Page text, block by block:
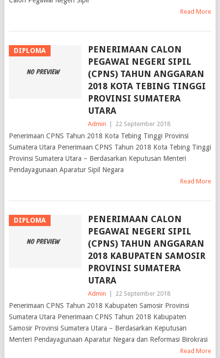
Read More
DIPLOMA
PENERIMAAN CALON
PEGAWAI NEGERI SIPIL
(CPNS) TAHUN ANGGARAN
2018 KOTA TEBING TINGGI
PROVINSI SUMATERA
UTARA
Admin 22 September 2018
Penerimaan CPNS Tahun 2018 Kota Tebing Tinggi Provinsi
Sumatera Utara Penerimaan CPNS Tahun 2018 Kota Tebing Tinggi
Provinsi Sumatera Utara – Berdasarkan Keputusan Menteri
Pendayagunaan Aparatur Sipil Negara
Read More
DIPLOMA
PENERIMAAN CALON
PEGAWAI NEGERI SIPIL
(CPNS) TAHUN ANGGARAN
2018 KABUPATEN SAMOSIR
PROVINSI SUMATERA
UTARA
Admin 22 September 2018
Penerimaan CPNS Tahun 2018 Kabupaten Samosir Provinsi
Sumatera Utara Penerimaan CPNS Tahun 2018 Kabupaten
Samosir Provinsi Sumatera Utara – Berdasarkan Keputusan
Menteri Pendayagunaan Aparatur Negara dan Reformasi Birokrasi
Read More